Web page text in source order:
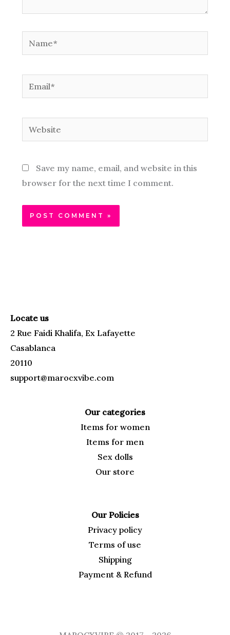
Email*
Website
Save my name, email, and website in this
browser for the next time I comment.
Locate us
2 Rue Faidi Khalifa, Ex Lafayette
Casablanca
20110
support@marocxvibe.com
Our categories
Items for women
Items for men
Sex dolls
Our store
Our Policies
Privacy policy
Terms of use
Shipping
Payment & Refund